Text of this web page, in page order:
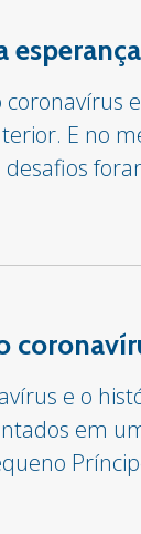
esperança
E no
e o
em